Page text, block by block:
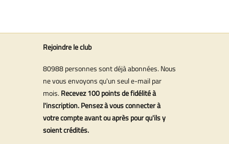
Rejoindre le club
80988 personnes sont déjà abonnées. Nous
ne vous envoyons qu'un seul e-mail par
mois. Recevez 100 points de fidélité à
l'inscription. Pensez à vous connecter à
votre compte avant ou après pour qu'ils y
soient crédités.